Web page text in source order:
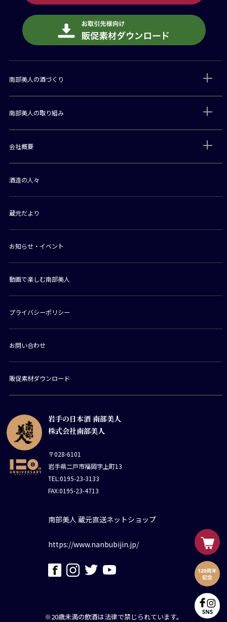
岩手の日本酒 南部美人
株式会社南部美人
〒028-6101
岩手県二戸市福岡字上町13
TEL:0195-23-3133
FAX:0195-23-4713
南部美人 蔵元直送ネットショップ
https://www.nanbubijin.jp/
南部美人の酒づくり
南部美人の取り組み
会社概要
酒造の人々
蔵元だより
お知らせ・イベント
動画で楽しむ南部美人
プライバシーポリシー
お問い合わせ
販促素材ダウンロード
※20歳未満の飲酒は法律で禁じられています。